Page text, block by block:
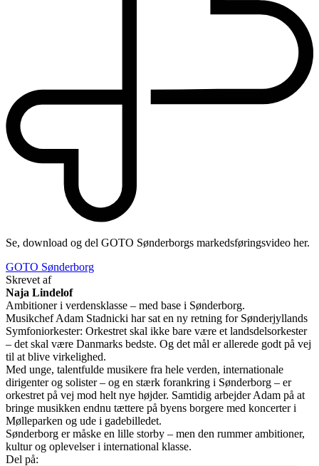
Se, download og del GOTO Sønderborgs markedsføringsvideo her.
GOTO Sønderborg
Skrevet af
Naja Lindelof
Ambitioner i verdensklasse – med base i Sønderborg.
Musikchef Adam Stadnicki har sat en ny retning for Sønderjyllands
Symfoniorkester: Orkestret skal ikke bare være et landsdelsorkester
– det skal være Danmarks bedste. Og det mål er allerede godt på vej
til at blive virkelighed.
Med unge, talentfulde musikere fra hele verden, internationale
dirigenter og solister – og en stærk forankring i Sønderborg – er
orkestret på vej mod helt nye højder. Samtidig arbejder Adam på at
bringe musikken endnu tættere på byens borgere med koncerter i
Mølleparken og ude i gadebilledet.
Sønderborg er måske en lille storby – men den rummer ambitioner,
kultur og oplevelser i international klasse.
Del på: